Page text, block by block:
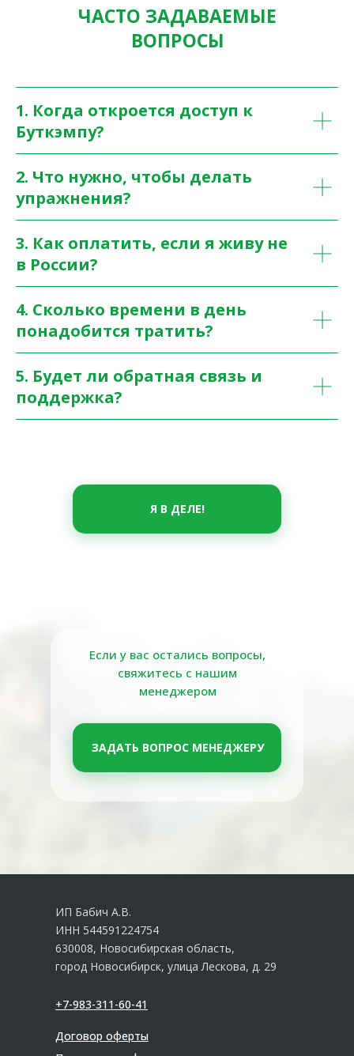
ЧАСТО ЗАДАВАЕМЫЕ
ВОПРОСЫ
1. Когда откроется доступ к
Буткэмпу?
2. Что нужно, чтобы делать
упражнения?
3. Как оплатить, если я живу не
в России?
4. Сколько времени в день
понадобится тратить?
5. Будет ли обратная связь и
поддержка?
Я В ДЕЛЕ!
Если у вас остались вопросы,
свяжитесь с нашим
менеджером
ЗАДАТЬ ВОПРОС МЕНЕДЖЕРУ
ИП Бабич А.В.
ИНН 544591224754
630008, Новосибирская область,
город Новосибирск, улица Лескова, д. 29
Договор оферты
+7-983-311-60-41